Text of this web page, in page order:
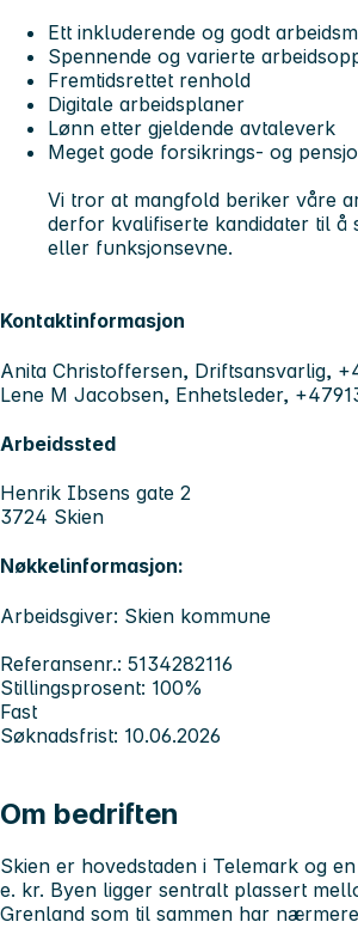
Ett inkluderende og godt
Spennende og varierte
Fremtidsrettet renhold
Digitale arbeidsplaner
Lønn etter gjeldende avtaleverk
Meget gode forsikrings- og
Vi tror at mangfold beriker våre
derfor kvalifiserte kandidater til
eller funksjonsevne.
Kontaktinformasjon
Anita Christoffersen, Driftsansvarlig,
Lene M Jacobsen, Enhetsleder,
Arbeidssted
Henrik Ibsens gate 2
3724 Skien
Nøkkelinformasjon:
Arbeidsgiver: Skien kommune
Referansenr.: 5134282116
Stillingsprosent: 100%
Fast
Søknadsfrist: 10.06.2026
Om bedriften
Skien er hovedstaden i Telemark og
e. kr. Byen ligger sentralt plassert
Grenland som til sammen har